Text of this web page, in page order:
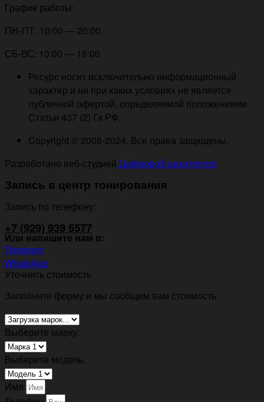
График работы:
ПН-ПТ: 10:00 — 20:00
СБ-ВС: 10:00 — 18:00
Ресурс носит исключительно информационный
характер и ни при каких условиях не является
публичной офертой, определяемой положениями
Статьи 437 (2) Гк РФ.
Copyright © 2008-2024. Все права защищены.
Разработано веб-студией Цифровой архитектор
Запись в центр тонирования
Запись по телефону:
+7 (929) 939 5577
Или напишите нам в:
Telegram
WhatsApp
Уточнить стоимость
Заполните форму и мы сообщим вам стоимость
Выберите марку:
Выберите модель:
Имя